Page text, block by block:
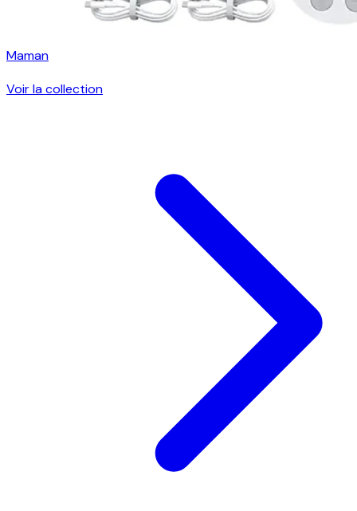
Maman
Voir la collection